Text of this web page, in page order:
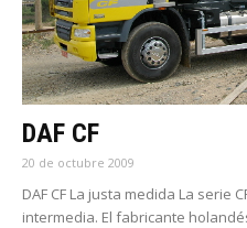
DAF CF
20 de octubre 2009
DAF CF La justa medida La serie
intermedia. El fabricante